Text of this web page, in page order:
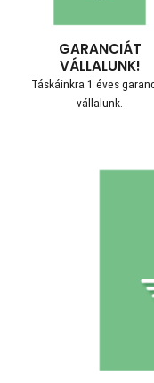
GARANCIÁT
VÁLLALUNK!
Táskáinkra 1 éves
vállalunk.